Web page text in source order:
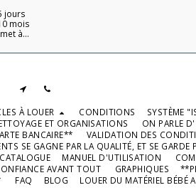
jours
mois
à
jeune
une
la
et
lui-
À LOUER CONDITIONS
SYSTÈME
ET ORGANISATIONS
ON PARLE
BANCAIRE**
VALIDATION DES
SE GAGNE PAR LA QUALITÉ, ET SE GARDE
CATALOGUE
MANUEL D'UTILISATION
AVANT TOUT
GRAPHIQUES
FAQ BLOG LOUER DU MATÉRIEL BÉBÉ